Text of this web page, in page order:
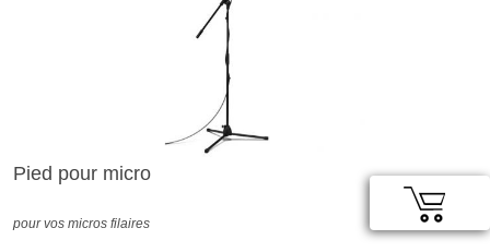
Pied pour micro
pour vos micros filaires